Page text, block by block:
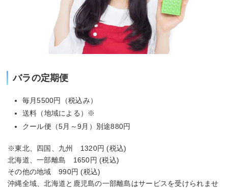
バラの定期便
毎月5500円（税込み）
送料（地域による）※
クール便（5月～9月）別途880円
※東北、四国、九州 1320円 (税込)
北海道、一部離島 1650円 (税込)
その他の地域 990円 (税込)
沖縄全域、北海道と鹿児島の一部離島はサービスを受けられませ